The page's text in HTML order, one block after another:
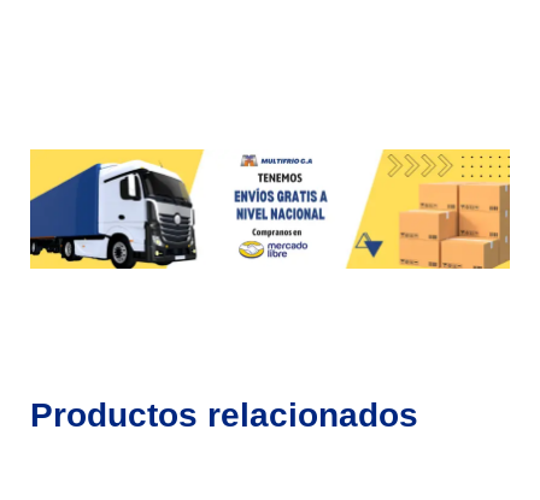
Productos relacionados